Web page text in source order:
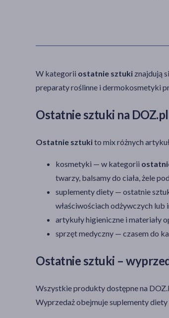
W kategorii ostatnie sztuki znajdują
preparaty roślinne i dermokosmetyki
Ostatnie sztuki na DOZ.pl
Ostatnie sztukito mix różnych
kosmetyki — w kategorii
twarzy, balsamy do ciała, żele
suplementy diety — ostatnie
właściwościach odżywczych lub
artykuły higieniczne i materiały
sprzęt medyczny — czasem do
Ostatnie sztuki –
Wszystkie produkty dostępne na
Wyprzedaż obejmuje suplementy